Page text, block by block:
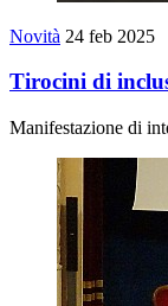
Novità 24 feb 2025
Tirocini di
Manifestazione di